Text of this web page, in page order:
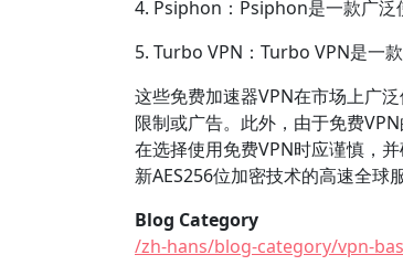
4. Psiphon：Psiphon是一款广泛
5. Turbo VPN：Turbo VPN是一
这些免费加速器VPN在市场上广
限制或广告。此外，由于免费
在选择使用免费VPN时应谨慎，
新AES256位加密技术的高速全球
Blog Category
/zh-hans/blog-category/vpn-